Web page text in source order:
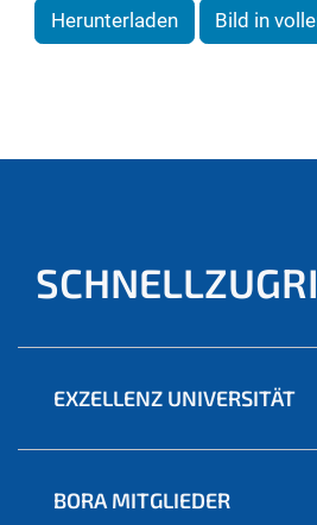
Herunterladen Bild in
EXZELLENZ UNIVERSITÄT
BORA MITGLIEDER